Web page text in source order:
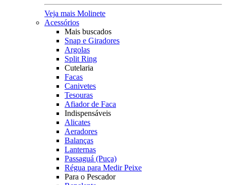
Veja mais Molinete
Acessórios
Mais buscados
Snap e Giradores
Argolas
Split Ring
Cutelaria
Facas
Canivetes
Tesouras
Afiador de Faca
Indispensáveis
Alicates
Aeradores
Balanças
Lanternas
Passaguá (Puça)
Régua para Medir Peixe
Para o Pescador